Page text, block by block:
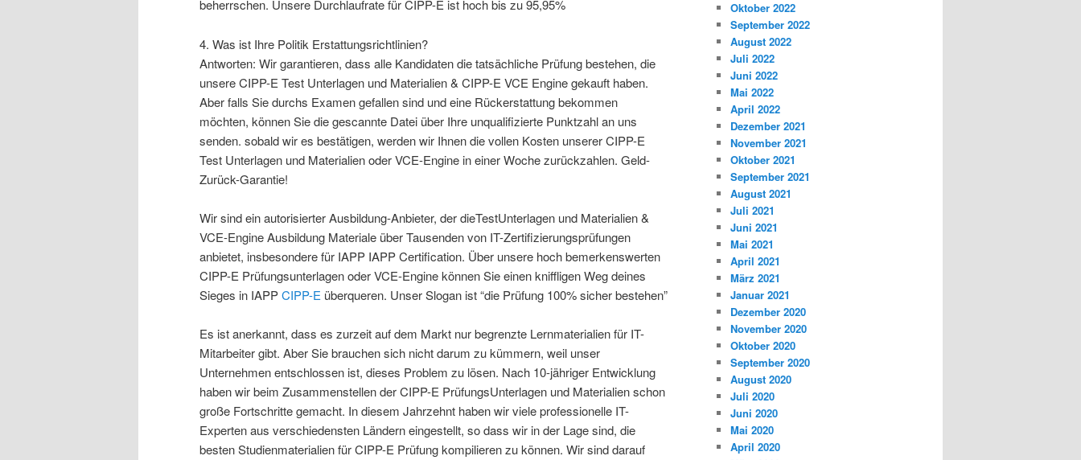
beherrschen. Unsere Durchlaufrate für CIPP-E ist hoch bis zu 95,95%
4. Was ist Ihre Politik Erstattungsrichtlinien?
Antworten: Wir garantieren, dass alle Kandidaten die tatsächliche Prüfung bestehen, die
unsere CIPP-E Test Unterlagen und Materialien & CIPP-E VCE Engine gekauft haben.
Aber falls Sie durchs Examen gefallen sind und eine Rückerstattung bekommen
möchten, können Sie die gescannte Datei über Ihre unqualifizierte Punktzahl an uns
senden. sobald wir es bestätigen, werden wir Ihnen die vollen Kosten unserer CIPP-E
Test Unterlagen und Materialien oder VCE-Engine in einer Woche zurückzahlen. Geld-
Zurück-Garantie!
Wir sind ein autorisierter Ausbildung-Anbieter, der dieTestUnterlagen und Materialien &
VCE-Engine Ausbildung Materiale über Tausenden von IT-Zertifizierungsprüfungen
anbietet, insbesondere für IAPP IAPP Certification. Über unsere hoch bemerkenswerten
CIPP-E Prüfungsunterlagen oder VCE-Engine können Sie einen kniffligen Weg deines
Sieges in IAPPCIPP-E überqueren. Unser Slogan ist “die Prüfung 100% sicher bestehen”
Es ist anerkannt, dass es zurzeit auf dem Markt nur begrenzte Lernmaterialien für IT-
Mitarbeiter gibt. Aber Sie brauchen sich nicht darum zu kümmern, weil unser
Unternehmen entschlossen ist, dieses Problem zu lösen. Nach 10-jähriger Entwicklung
haben wir beim Zusammenstellen der CIPP-E PrüfungsUnterlagen und Materialien schon
große Fortschritte gemacht. In diesem Jahrzehnt haben wir viele professionelle IT-
Experten aus verschiedensten Ländern eingestellt, so dass wir in der Lage sind, die
besten Studienmaterialien für CIPP-E Prüfung kompilieren zu können. Wir sind darauf
Oktober 2022
September 2022
August 2022
Juli 2022
Juni 2022
Mai 2022
April 2022
Dezember 2021
November 2021
Oktober 2021
September 2021
August 2021
Juli 2021
Juni 2021
Mai 2021
April 2021
März 2021
Januar 2021
Dezember 2020
November 2020
Oktober 2020
September 2020
August 2020
Juli 2020
Juni 2020
Mai 2020
April 2020